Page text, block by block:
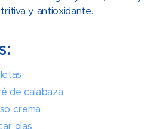
y antioxidante.
de calabaza
crema
glas